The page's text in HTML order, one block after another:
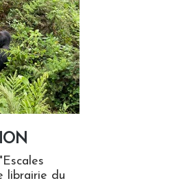
librairie du